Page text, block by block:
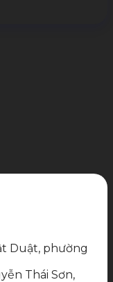
Duật, phường
Thái Sơn,